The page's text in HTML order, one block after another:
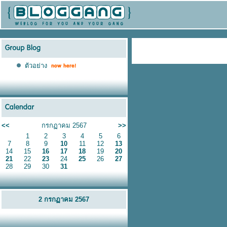
ตัวอย่าง
<< กรกฏาคม 2567
>>
1
2 3 4 5
6
7
8 9 10 11 12
13
14
15 16 17 18 19
20
21
22 23 24 25 26
27
28
29 30 31
2 กรกฏาคม 2567